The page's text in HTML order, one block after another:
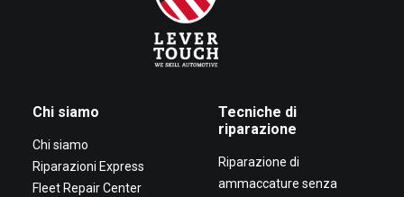
Chi siamo
Chi siamo
Riparazioni Express
Fleet Repair Center
Tecniche di
riparazione
Riparazione di
ammaccature senza